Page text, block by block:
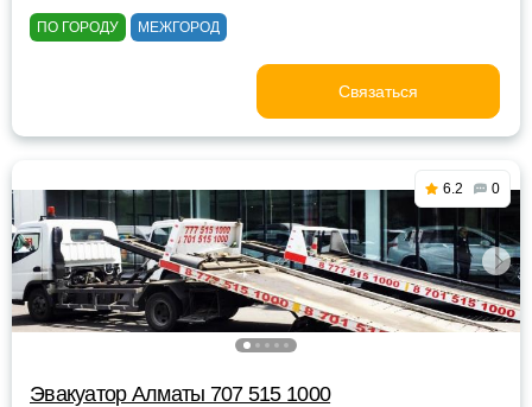
ПО ГОРОДУ МЕЖГОРОД
Связаться
6.2 0
Эвакуатор Алматы 707 515 1000